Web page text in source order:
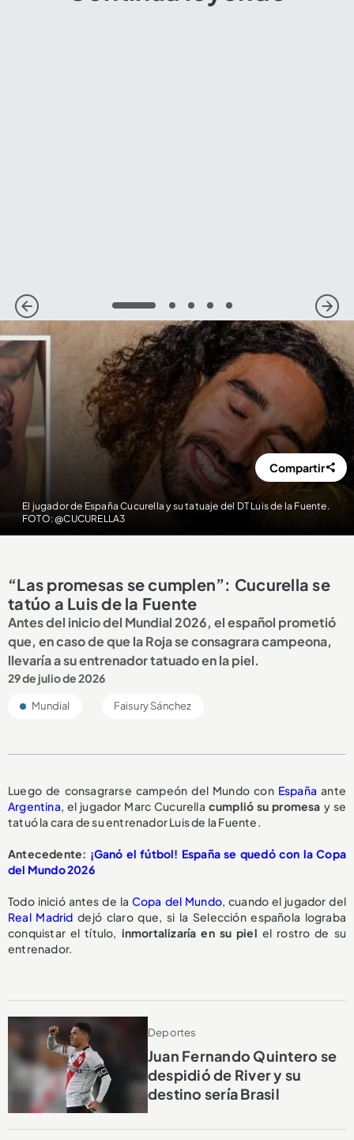
1 2 3 4 5
El jugador de España Cucurella y su tatuaje del DT Luis de la Fuente.
FOTO: @CUCURELLA3
Compartir
“Las promesas se cumplen”: Cucurella se
tatúo a Luis de la Fuente
Antes del inicio del Mundial 2026, el español prometió
que, en caso de que la Roja se consagrara campeona,
llevaría a su entrenador tatuado en la piel.
29 de julio de 2026
Mundial Faisury Sánchez
Luego de consagrarse campeón del Mundo con España ante
Argentina, el jugador Marc Cucurella cumplió su promesa y se
tatuó la cara de su entrenador Luis de la Fuente.
Antecedente: ¡Ganó el fútbol! España se quedó con la Copa
del Mundo 2026
Todo inició antes de la Copa del Mundo, cuando el jugador del
Real Madriddejó claro que, si la Selección española lograba
conquistar el título, inmortalizaría en su piel el rostro de su
entrenador.
Deportes
Juan Fernando Quintero se
despidió de River y su
destino sería Brasil